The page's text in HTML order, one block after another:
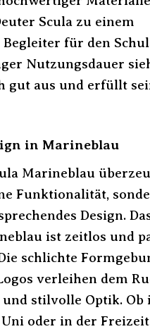
Scula zu einem
für den
Nutzungsdauer
gut aus und erfüllt
in Marineblau
Marineblau
Funktionalität,
Design.
ist zeitlos und
schlichte
verleihen dem
stilvolle Optik. Ob
Uni oder in der